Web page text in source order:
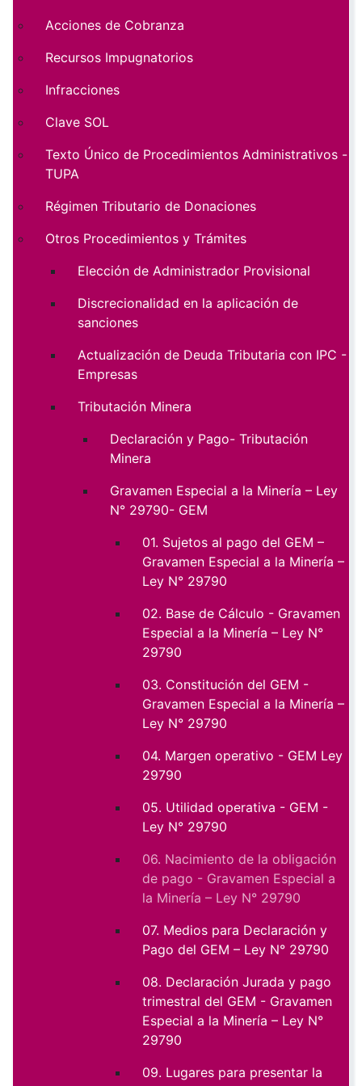
Acciones de Cobranza
Recursos Impugnatorios
Infracciones
Clave SOL
Texto Único de Procedimientos Administrativos -
TUPA
Régimen Tributario de Donaciones
Otros Procedimientos y Trámites
Elección de Administrador Provisional
Discrecionalidad en la aplicación de
sanciones
Actualización de Deuda Tributaria con IPC -
Empresas
Tributación Minera
Declaración y Pago- Tributación
Minera
Gravamen Especial a la Minería – Ley
N° 29790- GEM
01. Sujetos al pago del GEM –
Gravamen Especial a la Minería –
Ley N° 29790
02. Base de Cálculo - Gravamen
Especial a la Minería – Ley N°
29790
03. Constitución del GEM -
Gravamen Especial a la Minería –
Ley N° 29790
04. Margen operativo - GEM Ley
29790
05. Utilidad operativa - GEM -
Ley N° 29790
06. Nacimiento de la obligación
de pago - Gravamen Especial a
la Minería – Ley N° 29790
07. Medios para Declaración y
Pago del GEM – Ley N° 29790
08. Declaración Jurada y pago
trimestral del GEM - Gravamen
Especial a la Minería – Ley N°
29790
09. Lugares para presentar la